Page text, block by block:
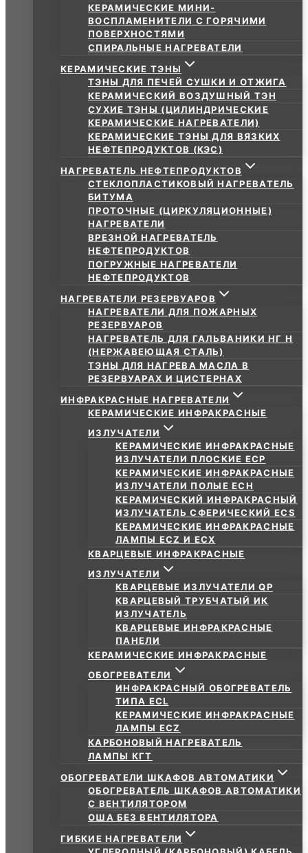
КЕРАМИЧЕСКИЕ МИНИ-
ВОСПЛАМЕНИТЕЛИ С ГОРЯЧИМИ
ПОВЕРХНОСТЯМИ
СПИРАЛЬНЫЕ НАГРЕВАТЕЛИ
КЕРАМИЧЕСКИЕ ТЭНЫ
ТЭНЫ ДЛЯ ПЕЧЕЙ СУШКИ И ОТЖИГА
КЕРАМИЧЕСКИЙ ВОЗДУШНЫЙ ТЭН
СУХИЕ ТЭНЫ (ЦИЛИНДРИЧЕСКИЕ
КЕРАМИЧЕСКИЕ НАГРЕВАТЕЛИ)
КЕРАМИЧЕСКИЕ ТЭНЫ ДЛЯ ВЯЗКИХ
НЕФТЕПРОДУКТОВ (КЭС)
НАГРЕВАТЕЛЬ НЕФТЕПРОДУКТОВ
СТЕКЛОПЛАСТИКОВЫЙ НАГРЕВАТЕЛЬ
БИТУМА
ПРОТОЧНЫЕ (ЦИРКУЛЯЦИОННЫЕ)
НАГРЕВАТЕЛИ
ВРЕЗНОЙ НАГРЕВАТЕЛЬ
НЕФТЕПРОДУКТОВ
ПОГРУЖНЫЕ НАГРЕВАТЕЛИ
НЕФТЕПРОДУКТОВ
НАГРЕВАТЕЛИ РЕЗЕРВУАРОВ
НАГРЕВАТЕЛИ ДЛЯ ПОЖАРНЫХ
РЕЗЕРВУАРОВ
НАГРЕВАТЕЛЬ ДЛЯ ГАЛЬВАНИКИ НГ Н
(НЕРЖАВЕЮЩАЯ СТАЛЬ)
ТЭНЫ ДЛЯ НАГРЕВА МАСЛА В
РЕЗЕРВУАРАХ И ЦИСТЕРНАХ
ИНФРАКРАСНЫЕ НАГРЕВАТЕЛИ
КЕРАМИЧЕСКИЕ ИНФРАКРАСНЫЕ
ИЗЛУЧАТЕЛИ
КЕРАМИЧЕСКИЕ ИНФРАКРАСНЫЕ
ИЗЛУЧАТЕЛИ ПЛОСКИЕ ECP
КЕРАМИЧЕСКИЕ ИНФРАКРАСНЫЕ
ИЗЛУЧАТЕЛИ ПОЛЫЕ ECH
КЕРАМИЧЕСКИЙ ИНФРАКРАСНЫЙ
ИЗЛУЧАТЕЛЬ СФЕРИЧЕСКИЙ ECS
КЕРАМИЧЕСКИЕ ИНФРАКРАСНЫЕ
ЛАМПЫ ECZ И ECX
КВАРЦЕВЫЕ ИНФРАКРАСНЫЕ
ИЗЛУЧАТЕЛИ
КВАРЦЕВЫЕ ИЗЛУЧАТЕЛИ QP
КВАРЦЕВЫЙ ТРУБЧАТЫЙ ИК
ИЗЛУЧАТЕЛЬ
КВАРЦЕВЫЕ ИНФРАКРАСНЫЕ
ПАНЕЛИ
КЕРАМИЧЕСКИЕ ИНФРАКРАСНЫЕ
ОБОГРЕВАТЕЛИ
ИНФРАКРАСНЫЙ ОБОГРЕВАТЕЛЬ
ТИПА ECL
КЕРАМИЧЕСКИЕ ИНФРАКРАСНЫЕ
ЛАМПЫ ECZ
КАРБОНОВЫЙ НАГРЕВАТЕЛЬ
ЛАМПЫ КГТ
ОБОГРЕВАТЕЛИ ШКАФОВ АВТОМАТИКИ
ОБОГРЕВАТЕЛЬ ШКАФОВ АВТОМАТИКИ
С ВЕНТИЛЯТОРОМ
ОША БЕЗ ВЕНТИЛЯТОРА
ГИБКИЕ НАГРЕВАТЕЛИ